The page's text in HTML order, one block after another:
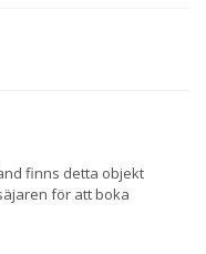
finns detta objekt
för att boka